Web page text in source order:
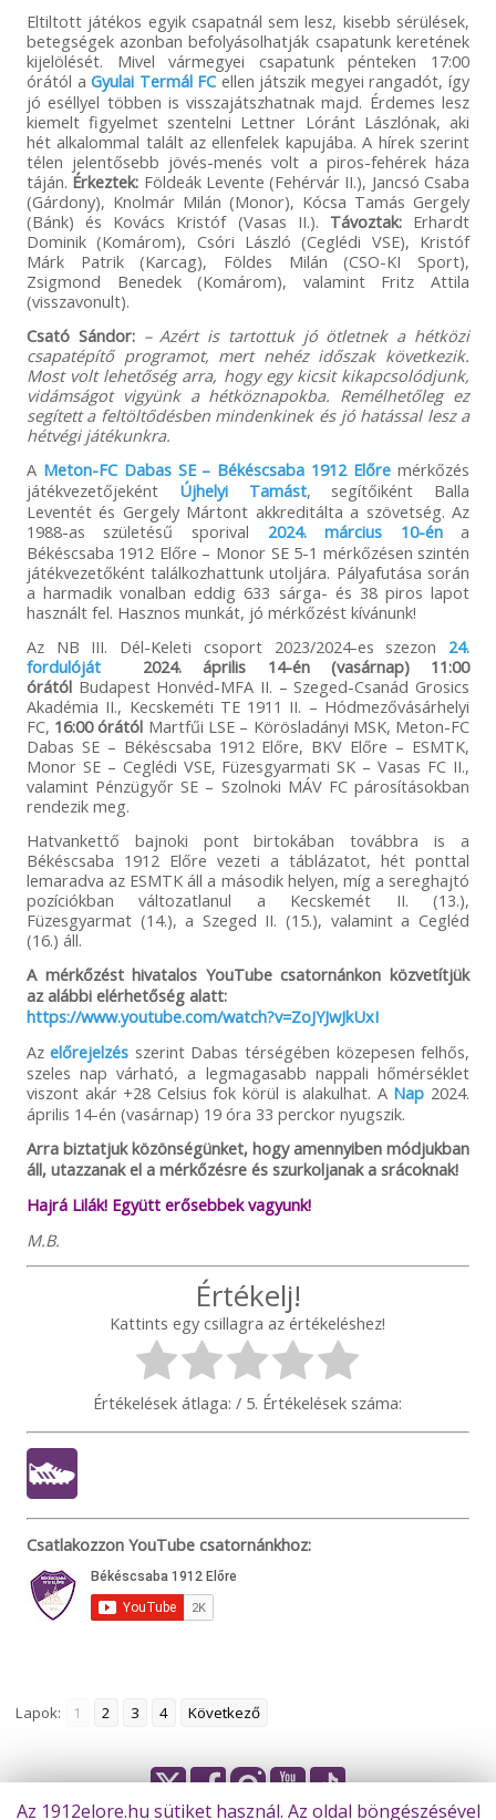
Eltiltott játékos egyik csapatnál sem lesz, kisebb sérülések,
betegségek azonban befolyásolhatják csapatunk keretének
kijelölését. Mivel vármegyei csapatunk pénteken 17:00
órától aGyulai Termál FCellen játszik megyei rangadót, így
jó eséllyel többen is visszajátszhatnak majd. Érdemes lesz
kiemelt figyelmet szentelni Lettner Lóránt Lászlónak, aki
hét alkalommal talált az ellenfelek kapujába. A hírek szerint
télen jelentősebb jövés-menés volt a piros-fehérek háza
táján. Érkeztek: Földeák Levente (Fehérvár II.), Jancsó Csaba
(Gárdony), Knolmár Milán (Monor), Kócsa Tamás Gergely
(Bánk) és Kovács Kristóf (Vasas II.). Távoztak:Erhardt
Dominik (Komárom), Csóri László (Ceglédi VSE), Kristóf
Márk Patrik (Karcag), Földes Milán (CSO-KI Sport),
Zsigmond Benedek (Komárom), valamint Fritz Attila
(visszavonult).
Csató Sándor: – Azért is tartottuk jó ötletnek a hétközi
csapatépítő programot, mert nehéz időszak következik.
Most volt lehetőség arra, hogy egy kicsit kikapcsolódjunk,
vidámságot vigyünk a hétköznapokba. Remélhetőleg ez
segített a feltöltődésben mindenkinek és jó hatással lesz a
hétvégi játékunkra.
A Meton-FC Dabas SE – Békéscsaba 1912 Előre mérkőzés
játékvezetőjeként Újhelyi Tamást, segítőiként Balla
Leventét és Gergely Mártont akkreditálta a szövetség. Az
1988-as születésű sporival 2024. március 10-éna
Békéscsaba 1912 Előre – Monor SE 5-1 mérkőzésen szintén
játékvezetőként találkozhattunk utoljára. Pályafutása során
a harmadik vonalban eddig 633 sárga- és 38 piros lapot
használt fel. Hasznos munkát, jó mérkőzést kívánunk!
Az NB III. Dél-Keleti csoport 2023/2024-es szezon 24.
fordulóját2024. április 14-én (vasárnap) 11:00
órátólBudapest Honvéd-MFA II. – Szeged-Csanád Grosics
Akadémia II., Kecskeméti TE 1911 II. – Hódmezővásárhelyi
FC, 16:00 órától Martfűi LSE – Körösladányi MSK, Meton-FC
Dabas SE – Békéscsaba 1912 Előre, BKV Előre – ESMTK,
Monor SE – Ceglédi VSE, Füzesgyarmati SK – Vasas FC II.,
valamint Pénzügyőr SE – Szolnoki MÁV FC párosításokban
rendezik meg.
Hatvankettő bajnoki pont birtokában továbbra is a
Békéscsaba 1912 Előre vezeti a táblázatot, hét ponttal
lemaradva az ESMTK áll a második helyen, míg a sereghajtó
pozíciókban változatlanul a Kecskemét II. (13.),
Füzesgyarmat (14.), a Szeged II. (15.), valamint a Cegléd
(16.) áll.
A mérkőzést hivatalos YouTube csatornánkon közvetítjük
az alábbi elérhetőség alatt:
https://www.youtube.com/watch?v=ZoJYJwJkUxI
Azelőrejelzés szerint Dabas térségében közepesen felhős,
szeles nap várható, a legmagasabb nappali hőmérséklet
viszont akár +28 Celsius fok körül is alakulhat. A Nap 2024.
április 14-én (vasárnap) 19 óra 33 perckor nyugszik.
Arra biztatjuk közönségünket, hogy amennyiben módjukban
áll, utazzanak el a mérkőzésre és szurkoljanak a srácoknak!
Hajrá Lilák! Együtt erősebbek vagyunk!
M.B.
Értékelj!
Kattints egy csillagra az értékeléshez!
Értékelések átlaga:/ 5. Értékelések száma:
Csatlakozzon YouTube csatornánkhoz:
Lapok: 1 2 3 4 Következő
Az 1912elore.hu sütiket használ. Az oldal böngészésével